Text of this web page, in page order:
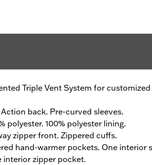
Triple Vent System for customized
Action back. Pre-curved sleeves.
polyester. 100% polyester lining.
zipper front. Zippered cuffs.
hand-warmer pockets. One interior
interior zipper pocket.